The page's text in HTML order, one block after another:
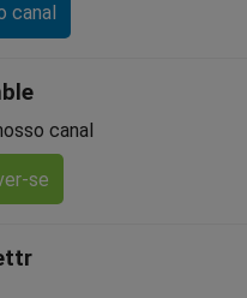
canal
canal
se